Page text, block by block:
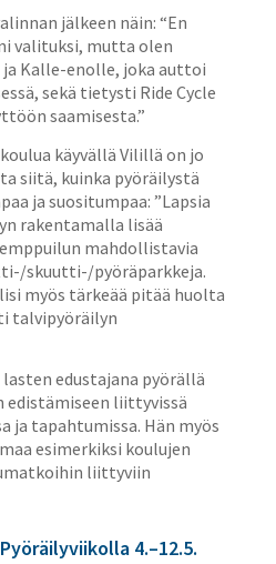
jälkeen näin: “En
valituksi, mutta olen
Kalle-enolle, joka auttoi
sekä tietysti Ride Cycle
saamisesta.”
käyvällä Vilillä on jo
siitä, kuinka pyöräilystä
ja suositumpaa: ”Lapsia
rakentamalla lisää
mahdollistavia
skuutti-/pyöräparkkeja.
myös tärkeää pitää huolta
talvipyöräilyn
edustajana pyörällä
edistämiseen liittyvissä
ja tapahtumissa. Hän myös
esimerkiksi koulujen
liittyviin
4.–12.5.